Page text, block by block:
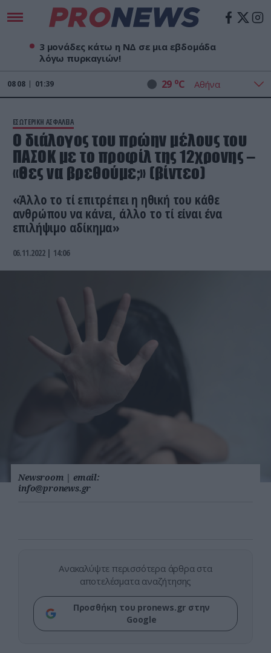
3 μονάδες κάτω η ΝΔ σε μια εβδομάδα
λόγω πυρκαγιών!
08 08 01:39 29 oC
ΕΣΩΤΕΡΙΚΗ ΑΣΦΑΛΕΙΑ
Ο διάλογος του πρώην μέλους του
ΠΑΣΟΚ με το προφίλ της 12χρονης –
«Θες να βρεθούμε;» (βίντεο)
«Άλλο το τί επιτρέπει η ηθική του κάθε
ανθρώπου να κάνει, άλλο το τί είναι ένα
επιλήψιμο αδίκημα»
06.11.2022 | 14:06
Newsroom | email:
info@pronews.gr
Ανακαλύψτε περισσότερα άρθρα στα
αποτελέσματα αναζήτησης
Προσθήκη του pronews.gr στην
Google